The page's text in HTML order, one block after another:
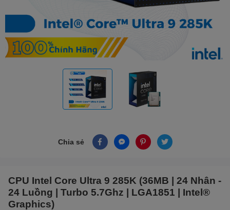
Chia sẻ
CPU Intel Core Ultra 9 285K (36MB | 24 Nhân -
24 Luồng | Turbo 5.7Ghz | LGA1851 | Intel®
Graphics)